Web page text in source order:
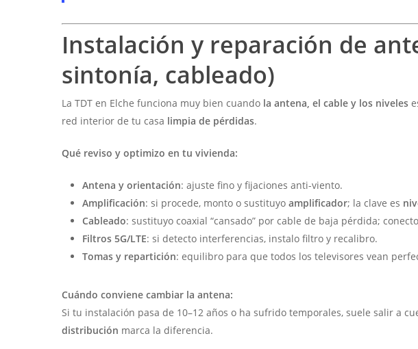
Instalación y reparación de
sintonía, cableado)
La TDT en Elche funciona muy bien cuando la antena, el cable y los niveles
red interior de tu casa limpia de pérdidas.
Qué reviso y optimizo en tu vivienda:
Antena y orientación: ajuste fino y fijaciones anti-viento.
Amplificación: si procede, monto o sustituyoamplificador; la clave es
Cableado: sustituyo coaxial “cansado” por cable de baja pérdida;
Filtros 5G/LTE: si detecto interferencias, instalo filtro y recalibro.
Tomas y repartición: equilibro para que todos los televisores vean
Cuándo conviene cambiar la antena:
Si tu instalación pasa de 10–12 años o ha sufrido temporales, suele salir a
distribución marca la diferencia.